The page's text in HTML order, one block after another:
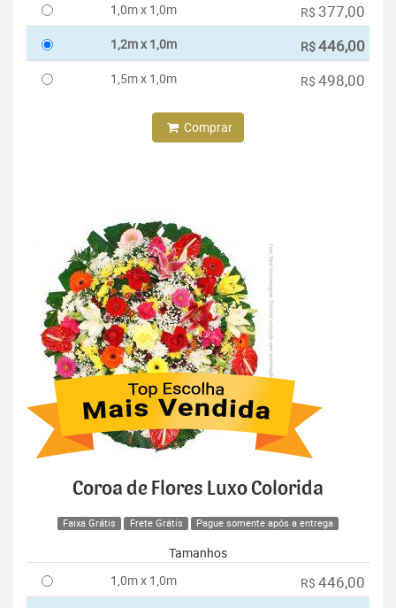
1,0m x 1,0m
R$ 377,00
1,2m x 1,0m R$446,00
1,5m x 1,0m R$ 498,00
Comprar
Coroa de Flores Luxo Colorida
Faixa Grátis Frete Grátis Pague somente após a entrega
Tamanhos
1,0m x 1,0m
R$ 446,00